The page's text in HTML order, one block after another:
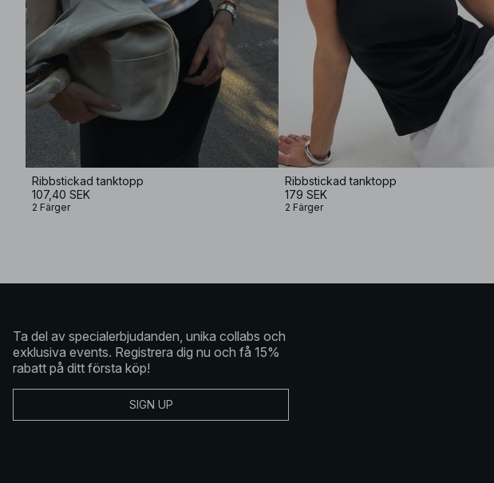
Ribbstickad tanktopp
107,40 SEK
2 Färger
Ribbstickad tanktopp
179 SEK
2 Färger
Ta del av specialerbjudanden, unika collabs och
exklusiva events. Registrera dig nu och få 15%
rabatt på ditt första köp!
SIGN UP